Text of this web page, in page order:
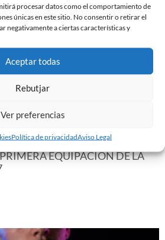
procesar datos como el comportamiento de
únicas en este sitio. No consentir o retirar el
negativamente a ciertas características y
Aceptar todas
Rebutjar
Ver preferencias
Política de privacidadAviso Legal
EQUIPACIÓN DE LA